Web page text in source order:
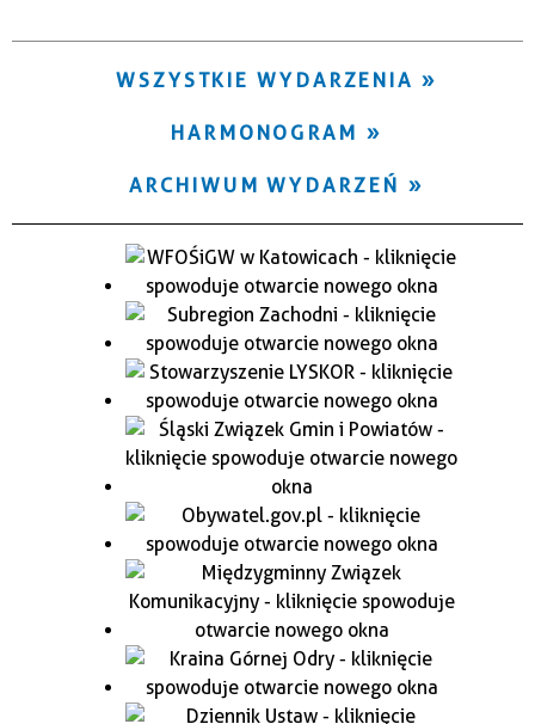
WSZYSTKIE WYDARZENIA
HARMONOGRAM
ARCHIWUM WYDARZEŃ